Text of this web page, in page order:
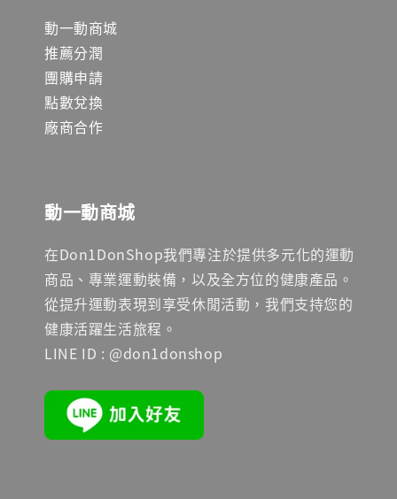
動一動商城
推薦分潤
團購申請
點數兌換
廠商合作
動一動商城
在Don1DonShop我們專注於提供多元化的運動
商品、專業運動裝備，以及全方位的健康產品。
從提升運動表現到享受休閒活動，我們支持您的
健康活躍生活旅程。
LINE ID : @don1donshop